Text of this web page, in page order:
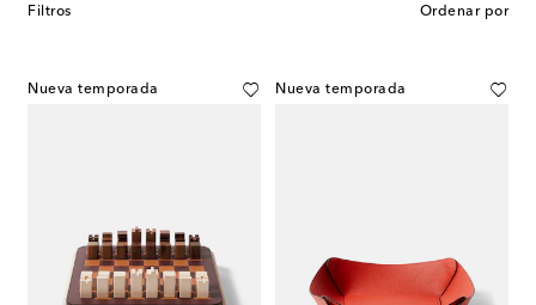
cuidado, precisión y excelencia. El carácter artesanal aporta un
Filtros Ordenar por
Nueva temporada Nueva temporada